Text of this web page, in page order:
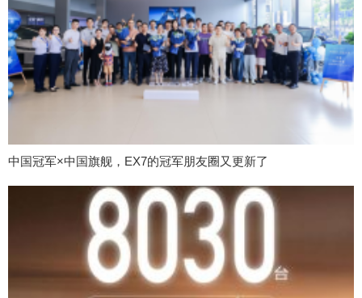
中国冠军×中国旗舰，EX7的冠军朋友圈又更新了